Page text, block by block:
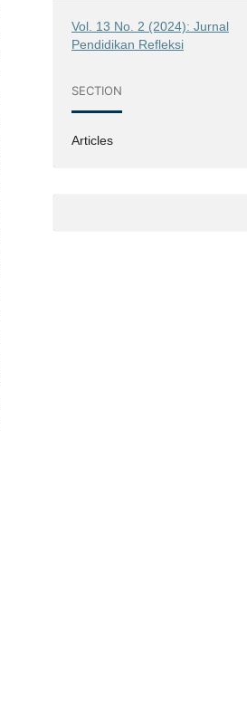
Vol. 13 No. 2 (2024): Jurnal
Pendidikan Refleksi
SECTION
Articles